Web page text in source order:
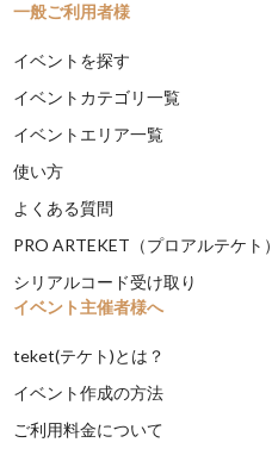
一般ご利用者様
イベントを探す
イベントカテゴリ一覧
イベントエリア一覧
使い方
よくある質問
PRO ARTEKET（プロアルテケト）
シリアルコード受け取り
イベント主催者様へ
teket(テケト)とは？
イベント作成の方法
ご利用料金について